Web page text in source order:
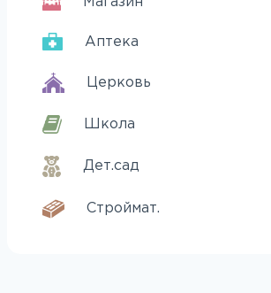
Аптека
Церковь
Школа
Дет.сад
Строймат.